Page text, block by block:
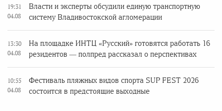
19:31
04.08
Власти и эксперты обсудили единую транспортную
систему Владивостокской агломерации
13:30
04.08
На площадке ИНТЦ «Русский» готовятся работать 16
резидентов — полпред рассказал о перспективах
10:55
04.08
Фестиваль пляжных видов спорта SUP FEST 2026
состоится в предстоящие выходные